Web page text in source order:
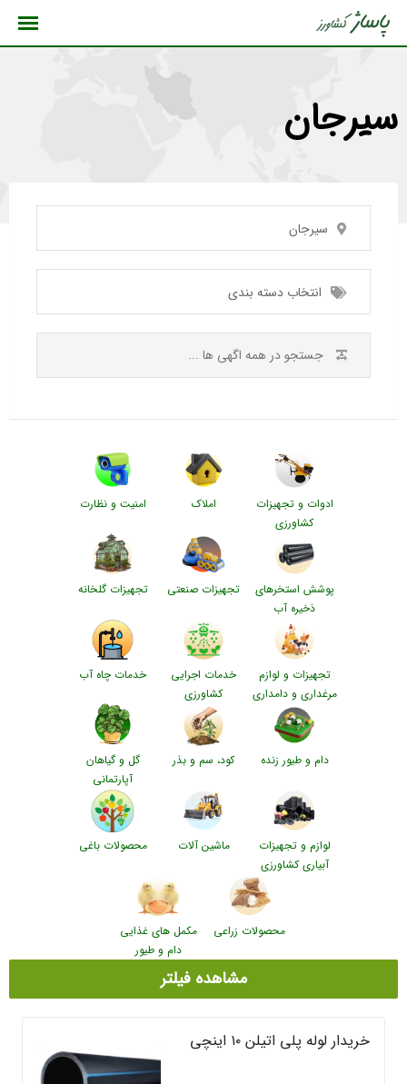
سیرجان
سیرجان
انتخاب دسته بندی
ادوات و تجهیزات
کشاورزی
املاک امنیت و نظارت
پوشش استخرهای
ذخیره آب
تجهیزات صنعتی تجهیزات گلخانه
تجهیزات و لوازم
مرغداری و دامداری
خدمات اجرایی
کشاورزی
خدمات چاه آب
دام و طیور زنده کود، سم و بذر
گل و گیاهان
آپارتمانی
لوازم و تجهیزات
آبیاری کشاورزی
ماشین آلات محصولات باغی
محصولات زراعی
مکمل های غذایی
دام و طیور
مشاهده فیلتر
خریدار لوله پلی اتیلن ۱۰ اینچی